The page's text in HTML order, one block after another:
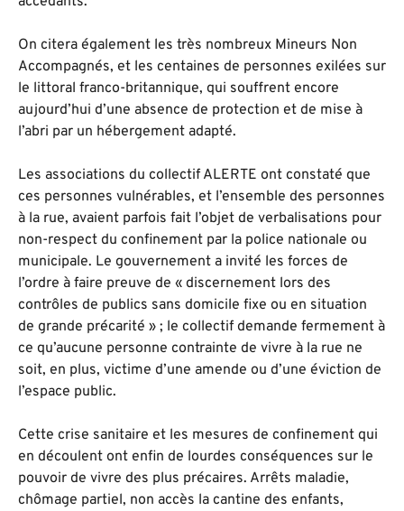
On citera également les très nombreux Mineurs Non
Accompagnés, et les centaines de personnes exilées sur
le littoral franco-britannique, qui souffrent encore
aujourd’hui d’une absence de protection et de mise à
l’abri par un hébergement adapté.
Les associations du collectif ALERTE ont constaté que
ces personnes vulnérables, et l’ensemble des personnes
à la rue, avaient parfois fait l’objet de verbalisations pour
non-respect du confinement par la police nationale ou
municipale. Le gouvernement a invité les forces de
l’ordre à faire preuve de « discernement lors des
contrôles de publics sans domicile fixe ou en situation
de grande précarité » ; le collectif demande fermement à
ce qu’aucune personne contrainte de vivre à la rue ne
soit, en plus, victime d’une amende ou d’une éviction de
l’espace public.
Cette crise sanitaire et les mesures de confinement qui
en découlent ont enfin de lourdes conséquences sur le
pouvoir de vivre des plus précaires. Arrêts maladie,
chômage partiel, non accès la cantine des enfants,